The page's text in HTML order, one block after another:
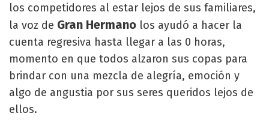
los competidores al estar lejos de sus familiares,
la voz de Gran Hermano los ayudó a hacer la
cuenta regresiva hasta llegar a las 0 horas,
momento en que todos alzaron sus copas para
brindar con una mezcla de alegría, emoción y
algo de angustia por sus seres queridos lejos de
ellos.